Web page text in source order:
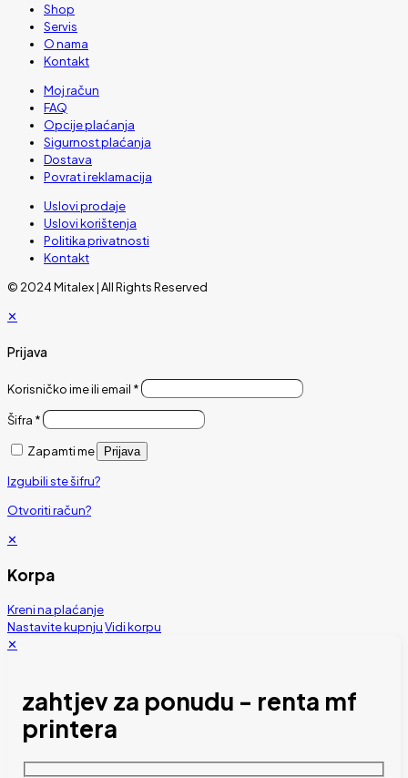
Shop
Servis
O nama
Kontakt
Moj račun
FAQ
Opcije plaćanja
Sigurnost plaćanja
Dostava
Povrat i reklamacija
Uslovi prodaje
Uslovi korištenja
Politika privatnosti
Kontakt
© 2024 Mitalex | All Rights Reserved
✕
Prijava
Korisničko ime ili email *
Šifra *
Zapamti me Prijava
Izgubili ste šifru?
Otvoriti račun?
✕
Korpa
Kreni na plaćanje
Nastavite kupnjuVidi korpu
✕
zahtjev za ponudu - renta mf
printera